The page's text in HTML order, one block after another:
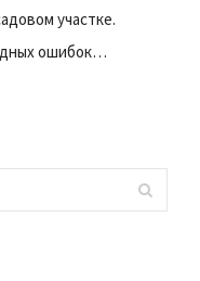
участке.
ошибок…